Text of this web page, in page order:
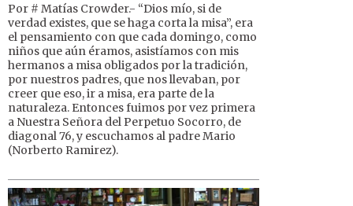
Por # Matías Crowder.- “Dios mío, si de
verdad existes, que se haga corta la misa”, era
el pensamiento con que cada domingo, como
niños que aún éramos, asistíamos con mis
hermanos a misa obligados por la tradición,
por nuestros padres, que nos llevaban, por
creer que eso, ir a misa, era parte de la
naturaleza. Entonces fuimos por vez primera
a Nuestra Señora del Perpetuo Socorro, de
diagonal 76, y escuchamos al padre Mario
(Norberto Ramirez).